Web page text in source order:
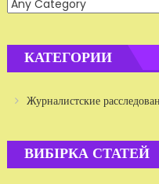
КАТЕГОРИИ
Журналистские
ВИБІРКА СТАТЕЙ